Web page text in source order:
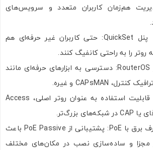
هم‌زمان کاربران متعدد و سرویس‌های
راه‌اندازی آسان با پنل QuickSet: حتی کاربران غیر حرفه‌ای هم
را به راحتی کانفیگ کنند.
پشتیبانی کامل از RouterOS: دسترسی به ابزارهای حرفه‌ای مانند
انعطاف در کاربرد: قابلیت استفاده به عنوان روتر اصلی، Access
صرفه‌جویی در مصرف برق با PoE: پشتیبانی از PoE Passive باعث
مجزا و ساده‌سازی نصب در مکان‌های مختلف